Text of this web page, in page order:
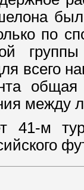
по
всего
общая
между
41-м